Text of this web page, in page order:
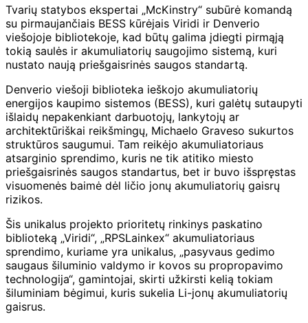
Tvarių statybos ekspertai „McKinstry“ subūrė komandą
su pirmaujančiais BESS kūrėjais Viridi ir Denverio
viešojoje bibliotekoje, kad būtų galima įdiegti pirmąją
tokią saulės ir akumuliatorių saugojimo sistemą, kuri
nustato naują priešgaisrinės saugos standartą.
Denverio viešoji biblioteka ieškojo akumuliatorių
energijos kaupimo sistemos (BESS), kuri galėtų sutaupyti
išlaidų nepakenkiant darbuotojų, lankytojų ar
architektūriškai reikšmingų, Michaelo Graveso sukurtos
struktūros saugumui. Tam reikėjo akumuliatoriaus
atsarginio sprendimo, kuris ne tik atitiko miesto
priešgaisrinės saugos standartus, bet ir buvo išspręstas
visuomenės baimė dėl ličio jonų akumuliatorių gaisrų
rizikos.
Šis unikalus projekto prioritetų rinkinys paskatino
biblioteką „Viridi“, „RPSLainkex“ akumuliatoriaus
sprendimo, kuriame yra unikalus, „pasyvaus gedimo
saugaus šiluminio valdymo ir kovos su propropavimo
technologija“, gamintojai, skirti užkirsti kelią tokiam
šiluminiam bėgimui, kuris sukelia Li-jonų akumuliatorių
gaisrus.